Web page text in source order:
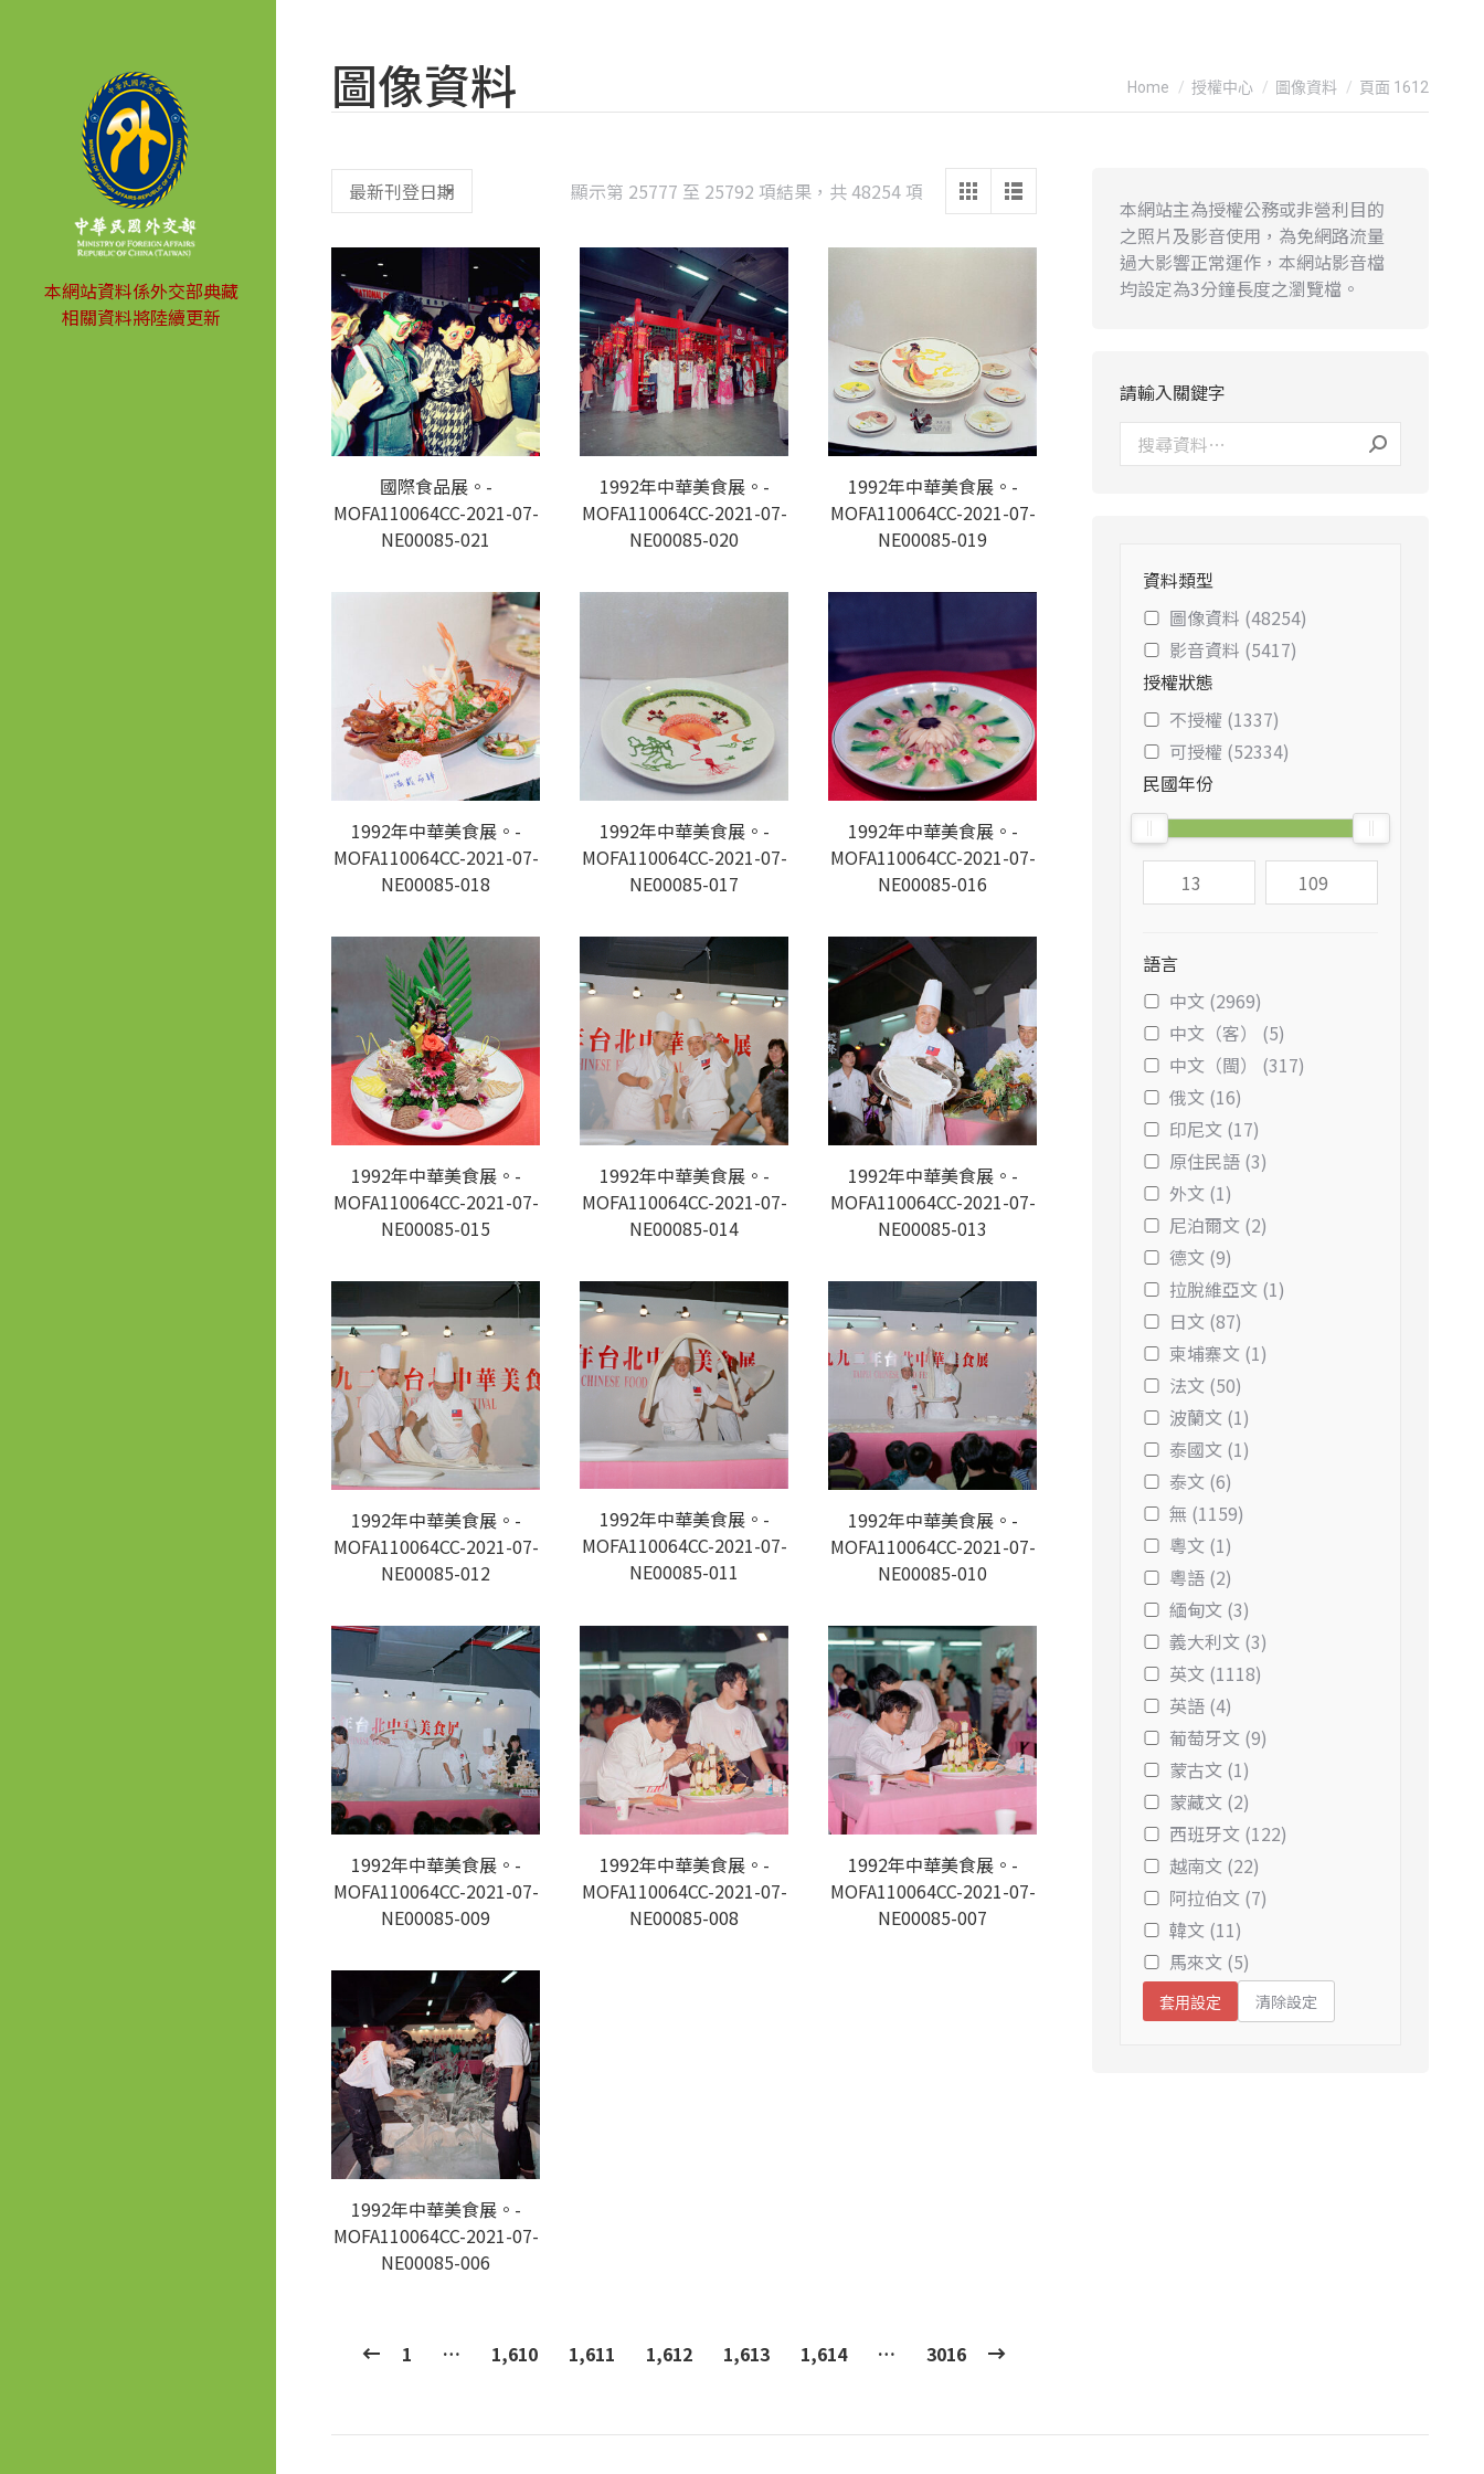
本網站資料係外交部典藏
相關資料將陸續更新
圖像資料 You are here:
Home 授權中心 圖像資料 頁面 1612
顯示第 25777 至 25792 項結果，共 48254 項 Sorted
latest
國際食品展。-
MOFA110064CC-2021-07-
NE00085-021
1992年中華美食展。-
MOFA110064CC-2021-07-
NE00085-020
1992年中華美食展。-
MOFA110064CC-2021-07-
NE00085-019
1992年中華美食展。-
MOFA110064CC-2021-07-
NE00085-018
1992年中華美食展。-
MOFA110064CC-2021-07-
NE00085-017
1992年中華美食展。-
MOFA110064CC-2021-07-
NE00085-016
1992年中華美食展。-
MOFA110064CC-2021-07-
NE00085-015
1992年中華美食展。-
MOFA110064CC-2021-07-
NE00085-014
1992年中華美食展。-
MOFA110064CC-2021-07-
NE00085-013
1992年中華美食展。-
MOFA110064CC-2021-07-
NE00085-012
1992年中華美食展。-
MOFA110064CC-2021-07-
NE00085-011
1992年中華美食展。-
MOFA110064CC-2021-07-
NE00085-010
1992年中華美食展。-
MOFA110064CC-2021-07-
NE00085-009
1992年中華美食展。-
MOFA110064CC-2021-07-
NE00085-008
1992年中華美食展。-
MOFA110064CC-2021-07-
NE00085-007
1992年中華美食展。-
MOFA110064CC-2021-07-
NE00085-006
1 … 1,610 1,611 1,612 1,613 1,614 … 3016
本網站主為授權公務或非營利目的
之照片及影音使用，為免網路流量
過大影響正常運作，本網站影音檔
均設定為3分鐘長度之瀏覽檔。
請輸入關鍵字
資料類型
圖像資料 (48254)
影音資料 (5417)
授權狀態
不授權 (1337)
可授權 (52334)
民國年份
語言
中文 (2969)
中文（客） (5)
中文（閩） (317)
俄文 (16)
印尼文 (17)
原住民語 (3)
外文 (1)
尼泊爾文 (2)
德文 (9)
拉脫維亞文 (1)
日文 (87)
柬埔寨文 (1)
法文 (50)
波蘭文 (1)
泰國文 (1)
泰文 (6)
無 (1159)
粵文 (1)
粵語 (2)
緬甸文 (3)
義大利文 (3)
英文 (1118)
英語 (4)
葡萄牙文 (9)
蒙古文 (1)
蒙藏文 (2)
西班牙文 (122)
越南文 (22)
阿拉伯文 (7)
韓文 (11)
馬來文 (5)
套用設定 清除設定